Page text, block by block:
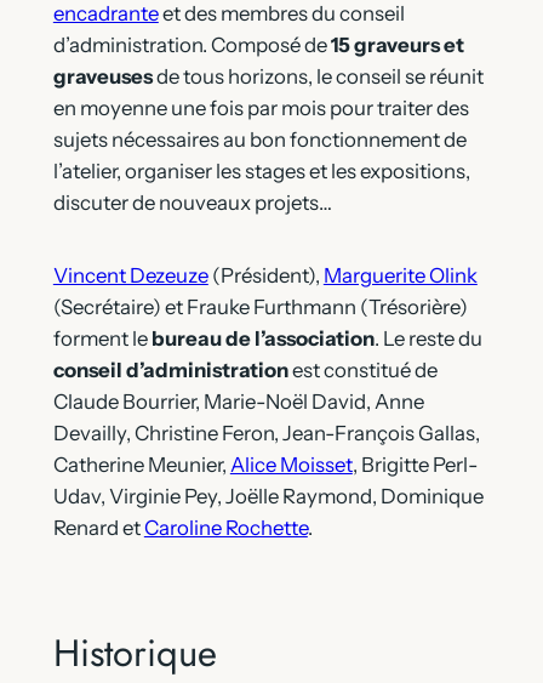
encadranteet des membres du conseil
d’administration. Composé de15 graveurs et
graveusesde tous horizons, le conseil se réunit
en moyenne une fois par mois pour traiter des
sujets nécessaires au bon fonctionnement de
l’atelier, organiser les stages et les expositions,
discuter de nouveaux projets…
Vincent Dezeuze(Président), Marguerite Olink
(Secrétaire) et Frauke Furthmann (Trésorière)
forment le bureau de l’association. Le reste du
conseil d’administrationest constitué de
Claude Bourrier, Marie-Noël David, Anne
Devailly, Christine Feron, Jean-François Gallas,
Catherine Meunier, Alice Moisset, Brigitte Perl-
Udav, Virginie Pey, Joëlle Raymond, Dominique
Renard etCaroline Rochette.
Historique